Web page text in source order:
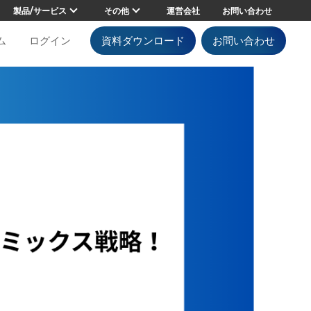
製品/サービス その他 運営会社 お問い合わせ
ログイン 資料ダウンロード お問い合わせ